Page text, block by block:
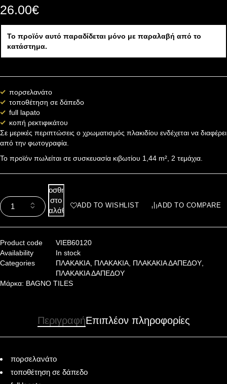
26.00€
Το προϊόν αυτό παραδίδεται μόνο με παραλαβή από το
κατάστημα.
πορσελανάτο
τοποθέτηση σε δάπεδο
full lapato
κοπή ρεκτιφικάτου
Σε μερικές περιπτώσεις ο χρωματισμός πλακιδίου ενδέχεται να διαφέρει
από την φωτογραφία.
Το προϊόν πωλείται σε συσκευασία κιβωτίου 1,44 m², 2 τεμάχια.
Προσθήκη
στο
καλάθι
ADD TO WISHLIST ADD TO COMPARE
Product code
VIEB60120
Availability
In stock
Categories
ΠΛΑΚΑΚΙΑ, ΠΛΑΚΑΚΙΑ, ΠΛΑΚΑΚΙΑ ΔΑΠΕΔΟΥ,
ΠΛΑΚΑΚΙΑ ΔΑΠΕΔΟΥ
Μάρκα: BAGNO TILES
ΠεριγραφήΕπιπλέον πληροφορίες
πορσελανάτο
τοποθέτηση σε δάπεδο